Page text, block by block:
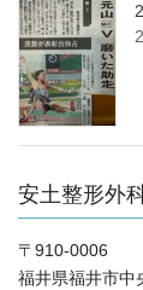
安土整形外
〒910-0006
福井県福井市中